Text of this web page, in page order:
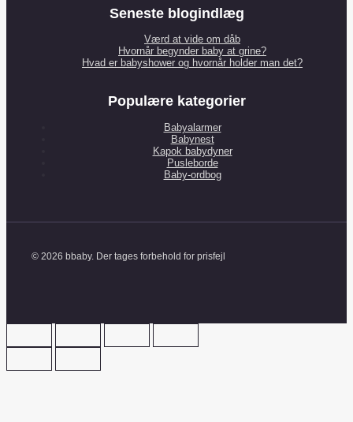
Seneste blogindlæg
Værd at vide om dåb
Hvornår begynder baby at grine?
Hvad er babyshower og hvornår holder man det?
Populære kategorier
Babyalarmer
Babynest
Kapok babydyner
Pusleborde
Baby-ordbog
© 2026 bbaby. Der tages forbehold for prisfejl